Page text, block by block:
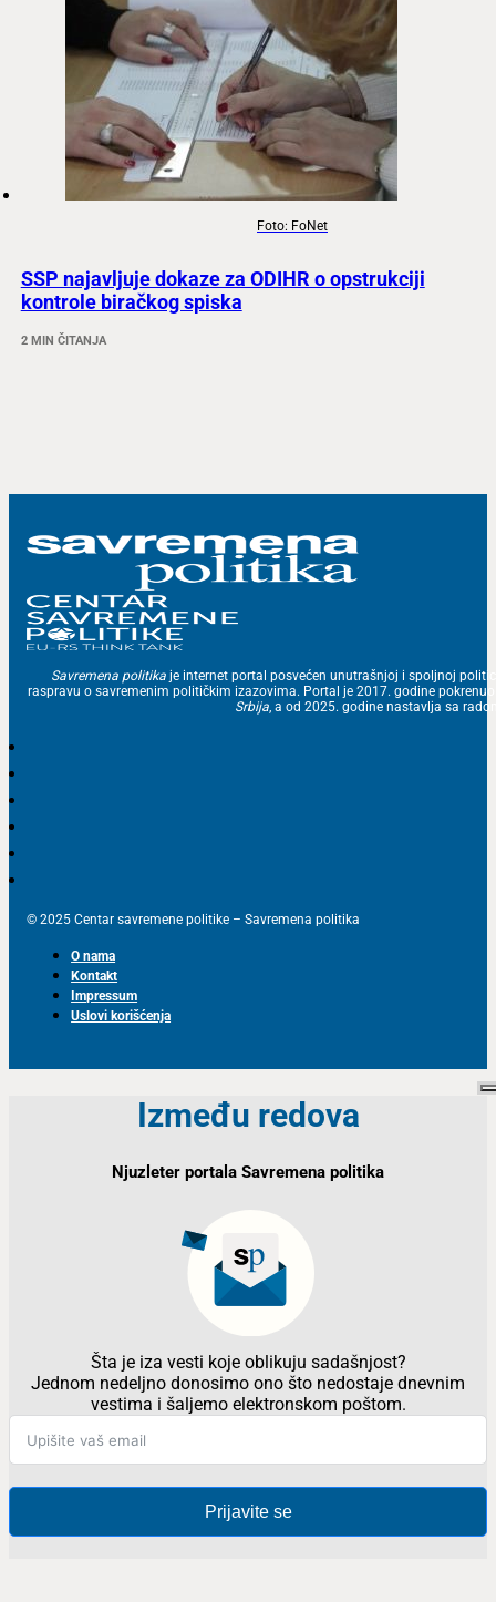
Foto: FoNet
SSP najavljuje dokaze za ODIHR o opstrukciji
kontrole biračkog spiska
2 MIN ČITANJA
Savremena politika je internet portal posvećen unutrašnjoj i spoljnoj
raspravu o savremenim političkim izazovima. Portal je 2017. godine
Srbija , a od 2025. godine nastavlja sa
© 2025 Centar savremene politike – Savremena politika
O nama
Kontakt
Impressum
Uslovi korišćenja
Između redova
Njuzleter portala Savremena politika
Šta je iza vesti koje oblikuju sadašnjost?
Jednom nedeljno donosimo ono što nedostaje dnevnim
vestima i šaljemo elektronskom poštom.
Prijavite se